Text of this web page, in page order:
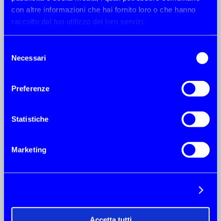
con altre informazioni che hai fornito loro o che hanno
raccolto dal tuo utilizzo dei loro servizi.
delNecessari
Preferenze
Statistiche
Marketing
Turnchapel Wharf-Barton Road- Plymouth
0044 1752 604603
4/17 Bayvieuw Street- Gold Coast -qld 4216
mark@aquamare.com.au